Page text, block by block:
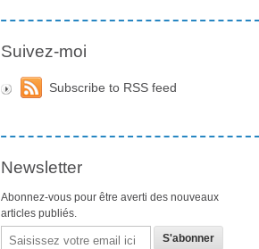
Suivez-moi
Subscribe to RSS feed
Newsletter
Abonnez-vous pour être averti des nouveaux
articles publiés.
Email